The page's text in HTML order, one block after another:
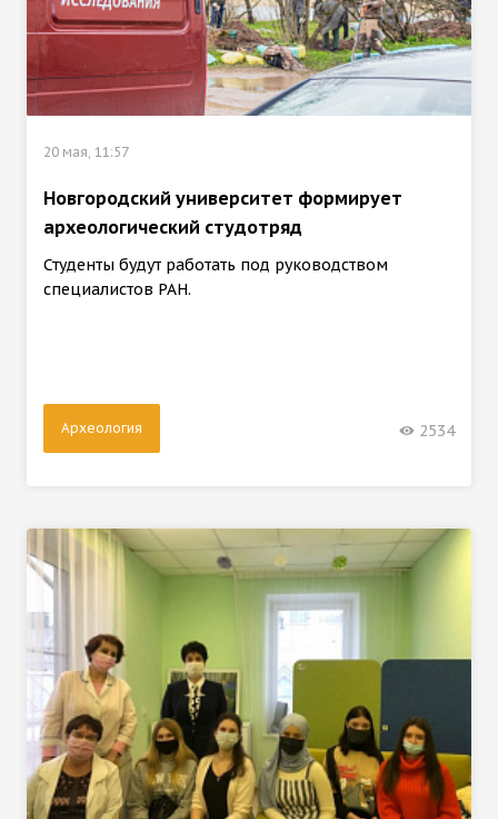
20 мая, 11:57
Новгородский университет формирует
археологический студотряд
Студенты будут работать под руководством
специалистов РАН.
Археология 2534